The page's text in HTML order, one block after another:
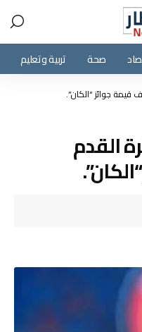
صحة تربية وتعليم
قيمة جوائز “الكان”.
القدم